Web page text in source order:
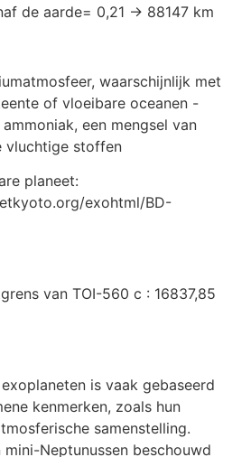
de aarde= 0,21 -> 88147 km
waarschijnlijk met
of vloeibare oceanen -
een mengsel van
vluchtige stoffen
planeet:
exohtml/BD-
van TOI-560 c : 16837,85
is vaak gebaseerd
kenmerken, zoals hun
samenstelling.
Neptunussen beschouwd